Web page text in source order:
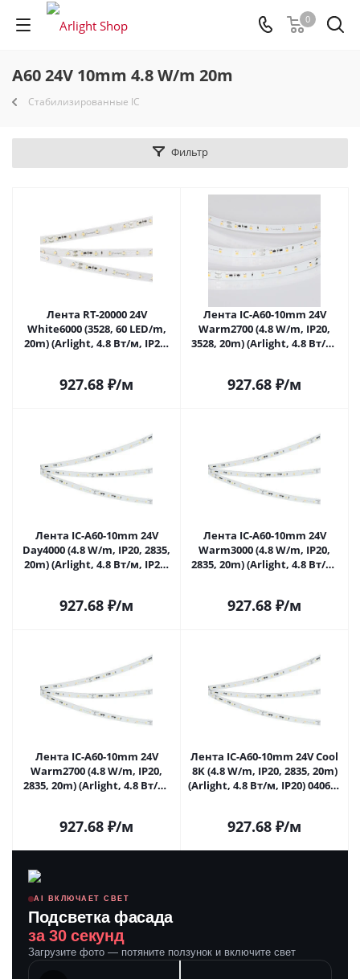
0
A60 24V 10mm 4.8 W/m 20m
Стабилизированные IC
Фильтр
Лента RT-20000 24V
White6000 (3528, 60 LED/m,
20m) (Arlight, 4.8 Вт/м, IP20)
927.68 ₽/м
Лента IC-A60-10mm 24V
Warm2700 (4.8 W/m, IP20,
3528, 20m) (Arlight, 4.8 Вт/м,
927.68 ₽/м
Лента IC-A60-10mm 24V
Day4000 (4.8 W/m, IP20, 2835,
20m) (Arlight, 4.8 Вт/м, IP20)
927.68 ₽/м
Лента IC-A60-10mm 24V
Warm3000 (4.8 W/m, IP20,
2835, 20m) (Arlight, 4.8 Вт/м,
927.68 ₽/м
Лента IC-A60-10mm 24V
Warm2700 (4.8 W/m, IP20,
2835, 20m) (Arlight, 4.8 Вт/м,
927.68 ₽/м
Лента IC-A60-10mm 24V Cool
8K (4.8 W/m, IP20, 2835, 20m)
(Arlight, 4.8 Вт/м, IP20) 040665
927.68 ₽/м
AI ВКЛЮЧАЕТ СВЕТ
Подсветка фасада
за 30 секунд
Загрузите фото — потяните ползунок и включите свет